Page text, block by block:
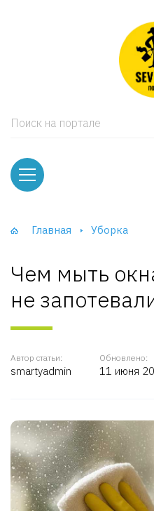
Поиск на портале
Главная Уборка
Чем мыть
не
Автор статьи:
smartyadmin
Обновлено:
11 июня
и тумбы